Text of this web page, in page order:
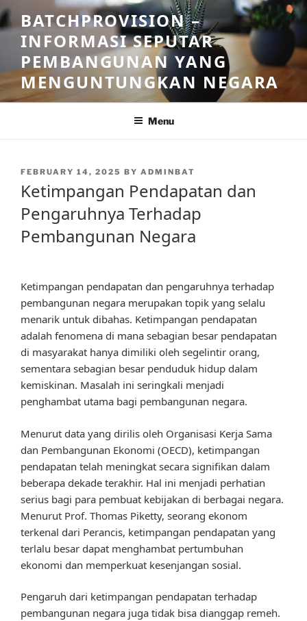
Skip
to
content
BATCHPROVISION –
INFORMASI SEPUTAR
PEMBANGUNAN YANG
MENGUNTUNGKAN NEGARA
Menu
POSTED
FEBRUARY 14, 2025 BY ADMINBAT
Ketimpangan Pendapatan dan
Pengaruhnya Terhadap
Pembangunan Negara
Ketimpangan pendapatan dan pengaruhnya terhadap
pembangunan negara merupakan topik yang selalu
menarik untuk dibahas. Ketimpangan pendapatan
adalah fenomena di mana sebagian besar pendapatan
di masyarakat hanya dimiliki oleh segelintir orang,
sementara sebagian besar penduduk hidup dalam
kemiskinan. Masalah ini seringkali menjadi
penghambat utama bagi pembangunan negara.
Menurut data yang dirilis oleh Organisasi Kerja Sama
dan Pembangunan Ekonomi (OECD), ketimpangan
pendapatan telah meningkat secara signifikan dalam
beberapa dekade terakhir. Hal ini menjadi perhatian
serius bagi para pembuat kebijakan di berbagai negara.
Menurut Prof. Thomas Piketty, seorang ekonom
terkenal dari Perancis, ketimpangan pendapatan yang
terlalu besar dapat menghambat pertumbuhan
ekonomi dan memperkuat kesenjangan sosial.
Pengaruh dari ketimpangan pendapatan terhadap
pembangunan negara juga tidak bisa dianggap remeh.